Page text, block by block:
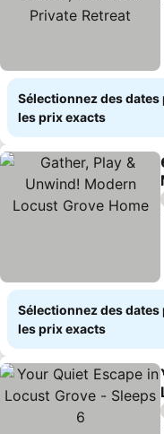
Sélectionnez des
les prix exacts
Sélectionnez des
les prix exacts